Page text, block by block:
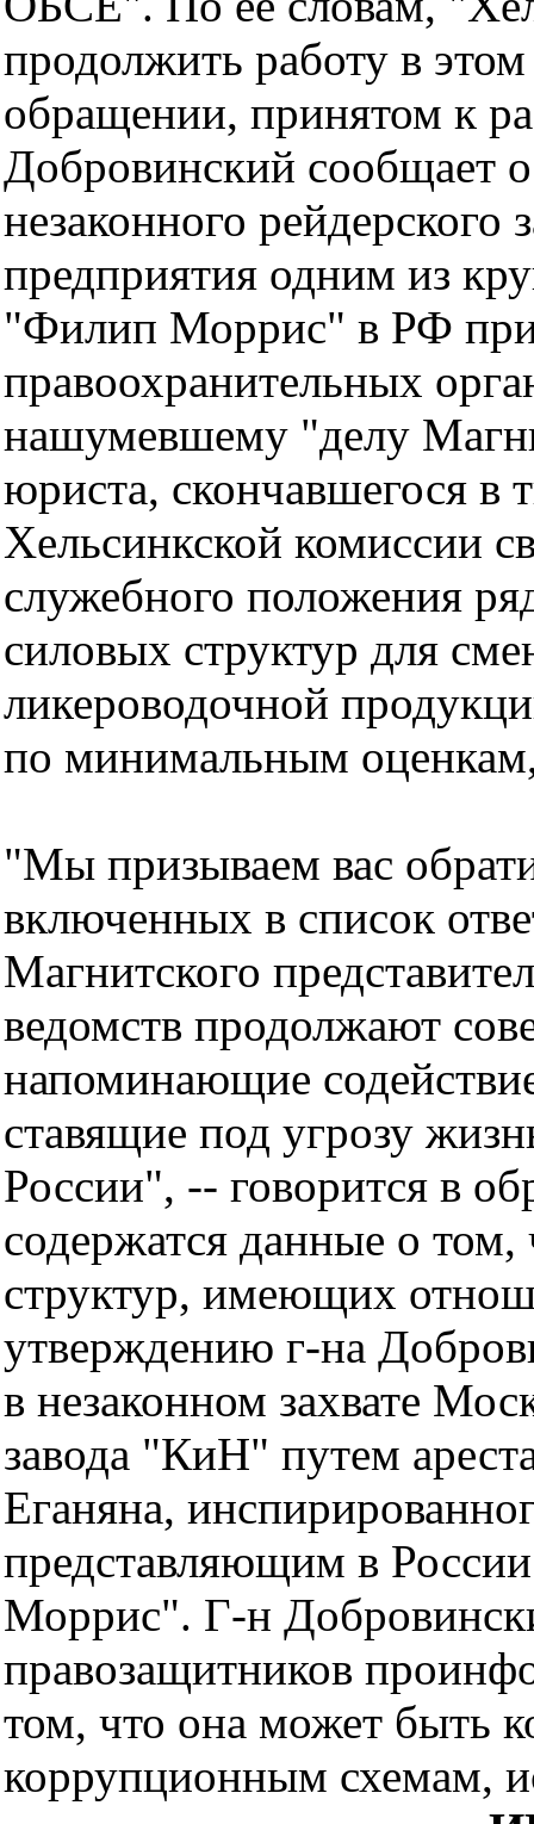
продолжить работу в
обращении, принятом к
Добровинский сообщает
незаконного рейдерского
предприятия одним из
"Филип Моррис" в РФ при
правоохранительных
нашумевшему "делу
юриста, скончавшегося в
Хельсинкской комиссии
служебного положения
силовых структур для
ликероводочной
по минимальным
"Мы призываем вас
включенных в список
Магнитского
ведомств продолжают
напоминающие
ставящие под угрозу
России", -- говорится в
содержатся данные о
структур, имеющих
утверждению г-на
в незаконном захвате
завода "КиН" путем
Еганяна,
представляющим в
Моррис". Г-н
правозащитников
том, что она может быть
коррупционным схемам,